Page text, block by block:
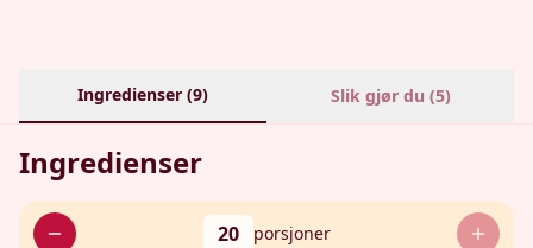
Ingredienser (9) Slik gjør du (5)
Ingredienser
20 porsjoner